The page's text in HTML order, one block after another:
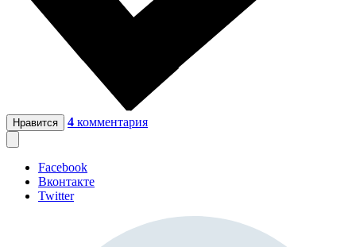
Нравится 4 комментария
Facebook
Вконтакте
Twitter